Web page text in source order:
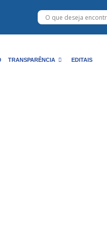
TRANSPARÊNCIA EDITAIS